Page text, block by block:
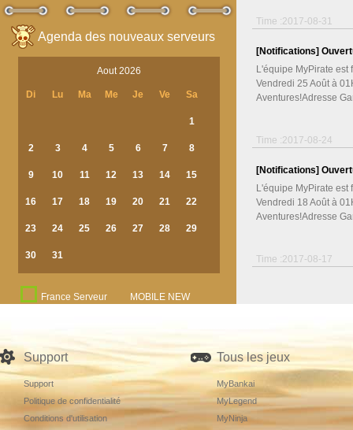
Agenda des nouveaux serveurs
Aout 2026
Di Lu Ma Me Je Ve Sa
1
2 3 4 5 6 7 8
9 10 11 12 13 14 15
16 17 18 19 20 21 22
23 24 25 26 27 28 29
30 31
France Serveur MOBILE NEW
Time :2017-08-31
[Notifications]
L'équipe MyPirate est
Vendredi 25 Août à
Aventures!Adresse
Time :2017-08-24
[Notifications]
L'équipe MyPirate est
Vendredi 18 Août à
Aventures!Adresse
Time :2017-08-17
Support
Support
Politique de confidentialité
Conditions d'utilisation
Tous les jeux
MyBankai
MyLegend
MyNinja